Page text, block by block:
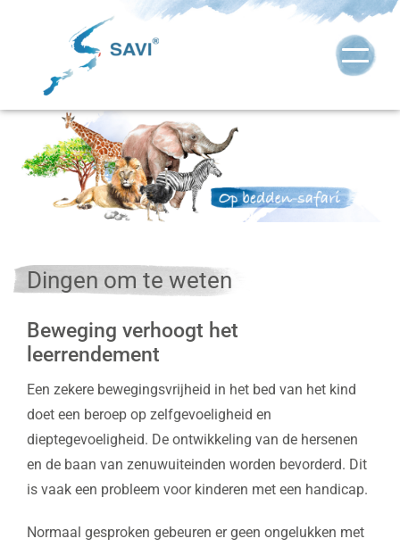
Dingen om te weten
Beweging verhoogt het
leerrendement
Een zekere bewegingsvrijheid in het bed van het kind
doet een beroep op zelfgevoeligheid en
dieptegevoeligheid. De ontwikkeling van de hersenen
en de baan van zenuwuiteinden worden bevorderd. Dit
is vaak een probleem voor kinderen met een handicap.
Normaal gesproken gebeuren er geen ongelukken met